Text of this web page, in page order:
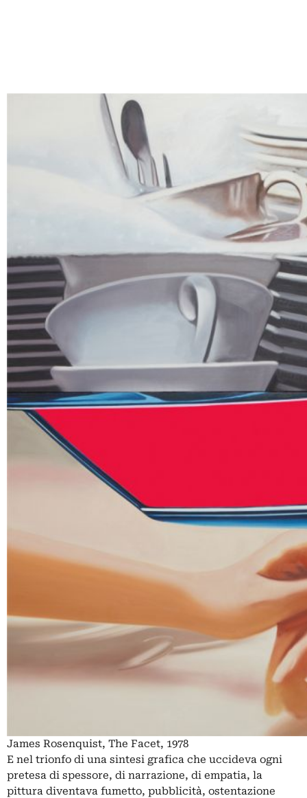
James Rosenquist, The Facet, 1978
E nel trionfo di una sintesi grafica che uccideva ogni
pretesa di spessore, di narrazione, di empatia, la
pittura diventava fumetto, pubblicità, ostentazione